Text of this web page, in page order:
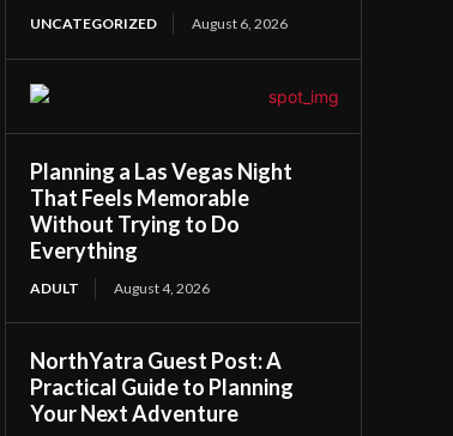
UNCATEGORIZED August 6, 2026
Planning a Las Vegas Night
That Feels Memorable
Without Trying to Do
Everything
ADULT August 4, 2026
NorthYatra Guest Post: A
Practical Guide to Planning
Your Next Adventure